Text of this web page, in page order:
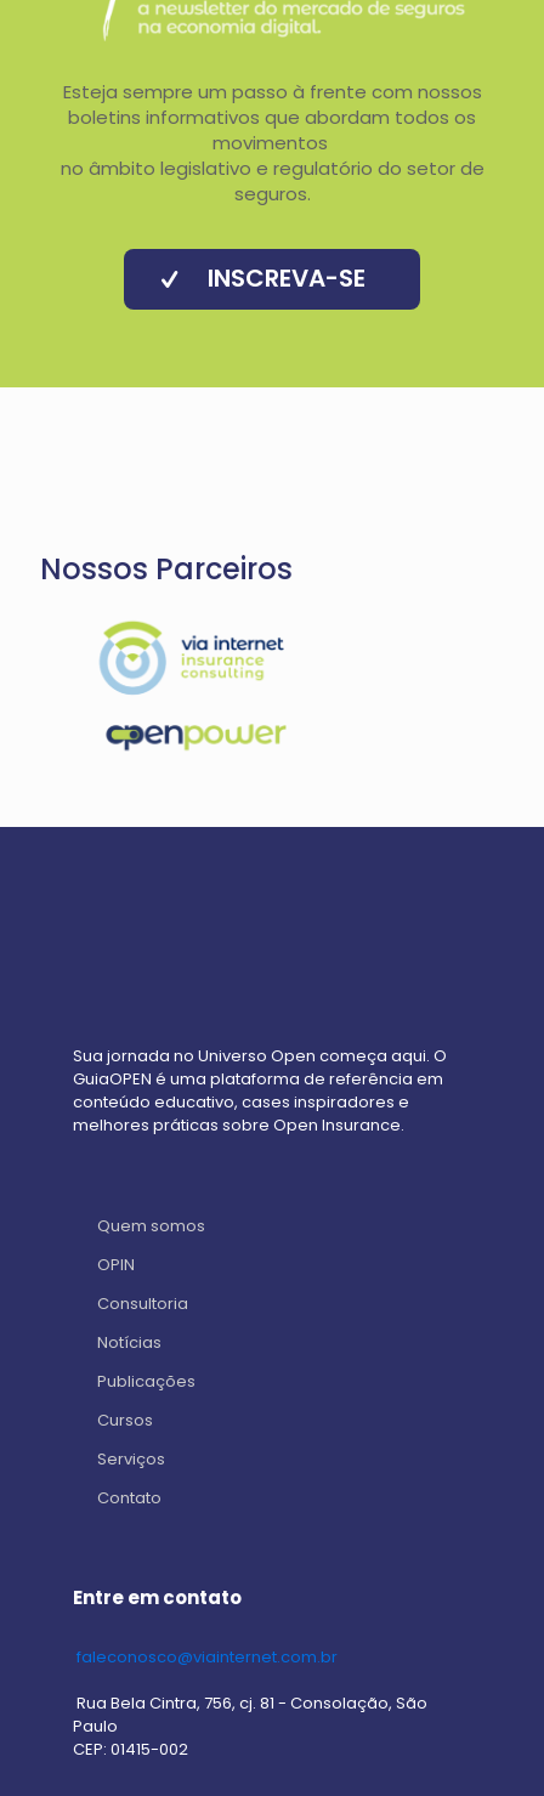
Esteja sempre um passo à frente com nossos
boletins informativos que abordam todos os
movimentos
no âmbito legislativo e regulatório do setor de
seguros.
INSCREVA-SE
Nossos Parceiros
Sua jornada no Universo Open começa aqui. O
GuiaOPEN é uma plataforma de referência em
conteúdo educativo, cases inspiradores e
melhores práticas sobre Open Insurance.
Quem somos
OPIN
Consultoria
Notícias
Publicações
Cursos
Serviços
Contato
Entre em contato
faleconosco@viainternet.com.br
Rua Bela Cintra, 756, cj. 81 - Consolação, São
Paulo
CEP: 01415-002